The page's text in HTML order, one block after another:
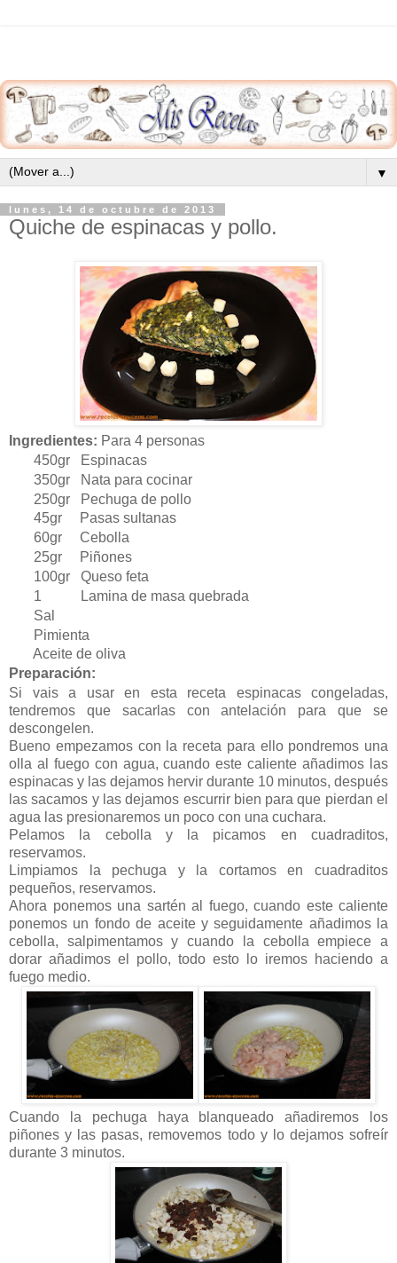
▼
lunes, 14 de octubre de 2013
Quiche de espinacas y pollo.
Ingredientes: Para 4 personas
450gr Espinacas
350gr Nata para cocinar
250gr Pechuga de pollo
45gr Pasas sultanas
60gr Cebolla
25gr Piñones
100gr Queso feta
1 Lamina de masa quebrada
Sal
Pimienta
Aceite de oliva
Preparación:
Si vais a usar en esta receta espinacas congeladas,
tendremos que sacarlas con antelación para que se
descongelen.
Bueno empezamos con la receta para ello pondremos una
olla al fuego con agua, cuando este caliente añadimos las
espinacas y las dejamos hervir durante 10 minutos, después
las sacamos y las dejamos escurrir bien para que pierdan el
agua las presionaremos un poco con una cuchara.
Pelamos la cebolla y la picamos en cuadraditos,
reservamos.
Limpiamos la pechuga y la cortamos en cuadraditos
pequeños, reservamos.
Ahora ponemos una sartén al fuego, cuando este caliente
ponemos un fondo de aceite y seguidamente añadimos la
cebolla, salpimentamos y cuando la cebolla empiece a
dorar añadimos el pollo, todo esto lo iremos haciendo a
fuego medio.
Cuando la pechuga haya blanqueado añadiremos los
piñones y las pasas, removemos todo y lo dejamos sofreír
durante 3 minutos.